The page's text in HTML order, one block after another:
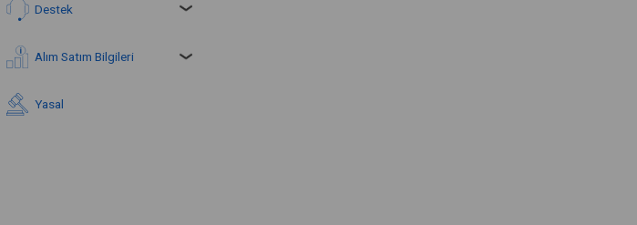
Destek
Alım Satım Bilgileri
Yasal